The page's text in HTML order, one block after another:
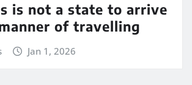
is not a state to arrive
of travelling
Jan 1, 2026